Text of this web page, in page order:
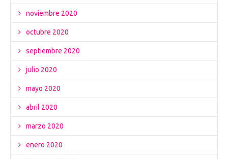
noviembre 2020
octubre 2020
septiembre 2020
julio 2020
mayo 2020
abril 2020
marzo 2020
enero 2020